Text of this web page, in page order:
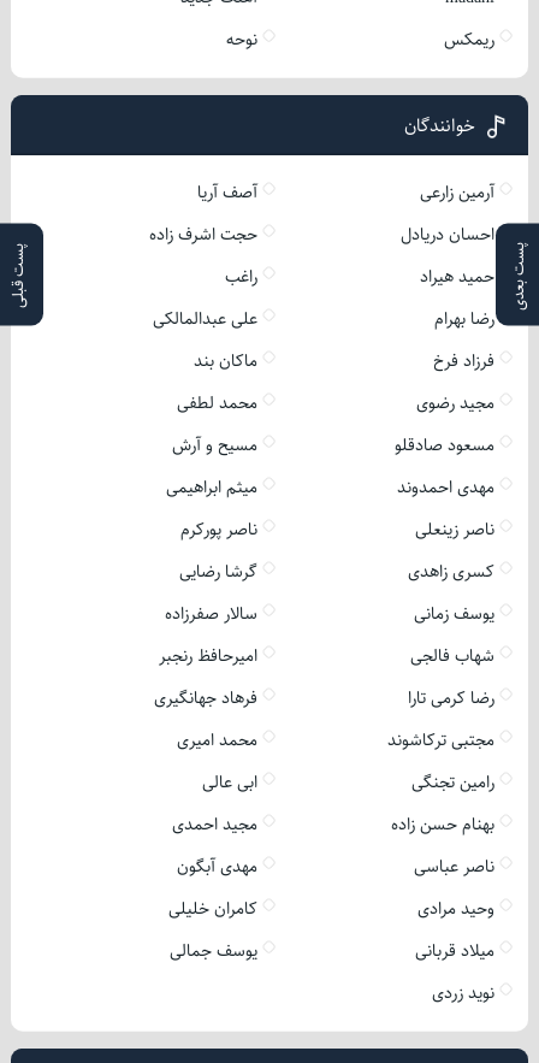
پست بعدی پست قبلی
ریمکس
نوحه
خوانندگان
آرمین زارعی
آصف آریا
احسان دریادل
حجت اشرف زاده
حمید هیراد
راغب
رضا بهرام
علی عبدالمالکی
فرزاد فرخ
ماکان بند
مجید رضوی
محمد لطفی
مسعود صادقلو
مسیح و آرش
مهدی احمدوند
میثم ابراهیمی
ناصر زینعلی
ناصر پورکرم
کسری زاهدی
گرشا رضایی
یوسف زمانی
سالار صفرزاده
شهاب فالجی
امیرحافظ رنجبر
رضا کرمی تارا
فرهاد جهانگیری
مجتبی ترکاشوند
محمد امیری
رامین تجنگی
ابی عالی
بهنام حسن زاده
مجید احمدی
ناصر عباسی
مهدی آبگون
وحید مرادی
کامران خلیلی
میلاد قربانی
یوسف جمالی
نوید زردی